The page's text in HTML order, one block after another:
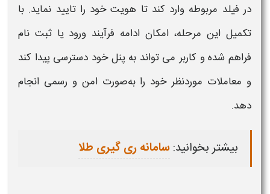
در فیلد مربوطه وارد کند تا هویت خود را تایید نماید. با
تکمیل این مرحله، امکان ادامه فرآیند ورود یا ثبت‌ نام
فراهم شده و کاربر می‌ تواند به پنل خود دسترسی پیدا کند
و معاملات موردنظر خود را به‌صورت امن و رسمی انجام
دهد.
بیشتر بخوانید:سامانه ری گیری طلا